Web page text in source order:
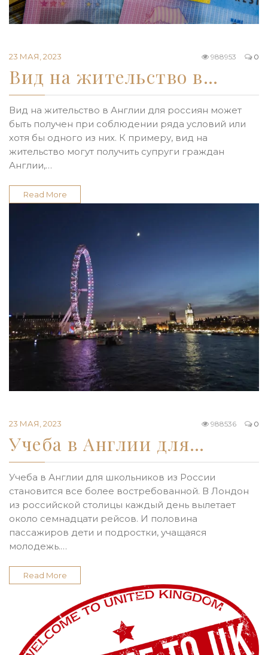
23 МАЯ, 2023 0
988953
Вид на жительство в…
Вид на жительство в Англии для россиян может
быть получен при соблюдении ряда условий или
хотя бы одного из них. К примеру, вид на
жительство могут получить супруги граждан
Англии,…
Read More
23 МАЯ, 2023 0
988536
Учеба в Англии для…
Учеба в Англии для школьников из России
становится все более востребованной. В Лондон
из российской столицы каждый день вылетает
около семнадцати рейсов. И половина
пассажиров дети и подростки, учащаяся
молодежь.…
Read More